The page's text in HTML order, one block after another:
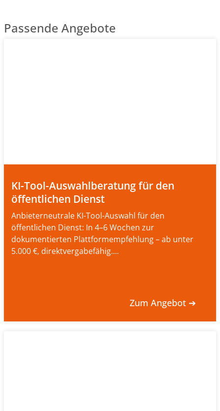
Passende Angebote
KI-Tool-Auswahlberatung für den
öffentlichen Dienst
Anbieterneutrale KI-Tool-Auswahl für den
öffentlichen Dienst: In 4–6 Wochen zur
dokumentierten Plattformempfehlung – ab unter
5.000 €, direktvergabefähig....
Zum Angebot ➔